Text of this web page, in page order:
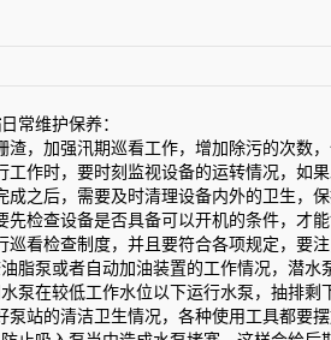
日常维护保养：
渣，加强汛期巡看工作，增加除污的次数
工作时，要时刻监视设备的运转情况，如
成之后，需要及时清理设备内外的卫生，
先检查设备是否具备可以开机的条件，才
巡看检查制度，并且要符合各项规定，要
脂泵或者自动加油装置的工作情况，潜
泵在较低工作水位以下运行水泵，抽排剩
泵站的清洁卫生情况，各种使用工具都要